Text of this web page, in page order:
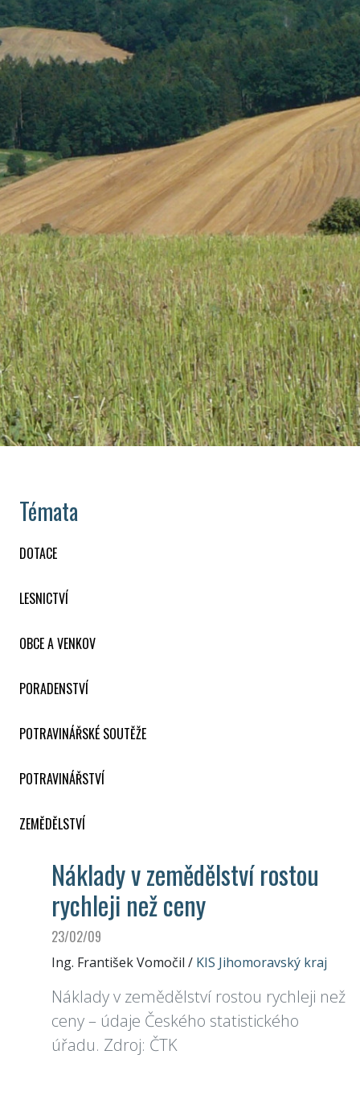
Témata
DOTACE
LESNICTVÍ
OBCE A VENKOV
PORADENSTVÍ
POTRAVINÁŘSKÉ SOUTĚŽE
POTRAVINÁŘSTVÍ
ZEMĚDĚLSTVÍ
Náklady v zemědělství rostou
rychleji než ceny
23/02/09
Ing. František Vomočil / KIS Jihomoravský kraj
Náklady v zemědělství rostou rychleji než
ceny – údaje Českého statistického
úřadu. Zdroj: ČTK